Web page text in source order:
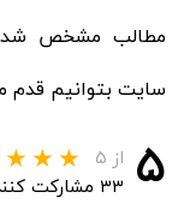
مطالب مشخص
سایت بتوانیم قدم
۵ از ۵
۳۳ مشارکت کننده